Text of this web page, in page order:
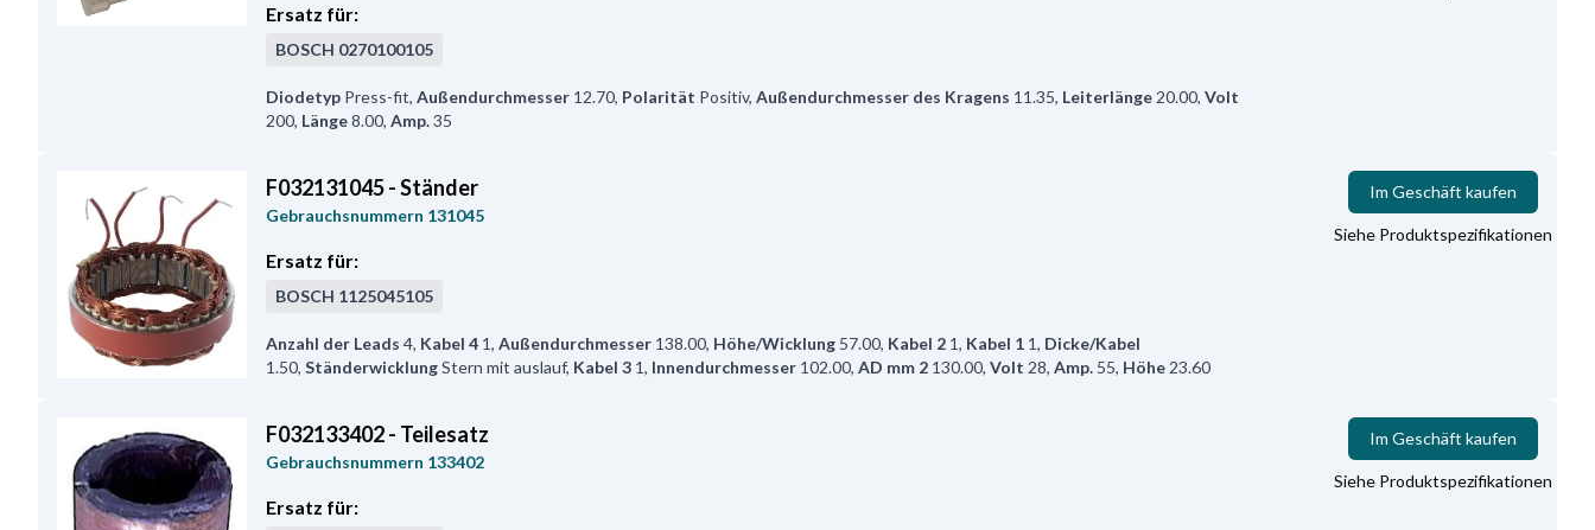
Ersatz für:
BOSCH 0270100105
Diodetyp Press-fit, Außendurchmesser 12.70, Polarität Positiv, Außendurchmesser des Kragens 11.35, Leiterlänge 20.00, Volt
200, Länge8.00, Amp.35
F032131045 - Ständer
Gebrauchsnummern 131045
Ersatz für:
BOSCH 1125045105
Anzahl der Leads 4, Kabel 4 1, Außendurchmesser 138.00, Höhe/Wicklung 57.00, Kabel 2 1, Kabel 1 1, Dicke/Kabel
1.50, StänderwicklungStern mit auslauf, Kabel 3 1, Innendurchmesser 102.00, AD mm 2 130.00, Volt 28, Amp. 55, Höhe 23.60
Im Geschäft kaufen
Siehe Produktspezifikationen
F032133402 - Teilesatz
Gebrauchsnummern 133402
Ersatz für:
Im Geschäft kaufen
Siehe Produktspezifikationen